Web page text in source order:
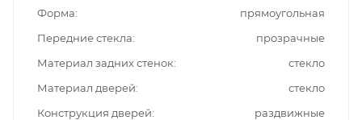
Форма
прямоугольная
Передние стекла
прозрачные
Материал задних стенок
стекло
Материал дверей
стекло
Конструкция дверей
раздвижные